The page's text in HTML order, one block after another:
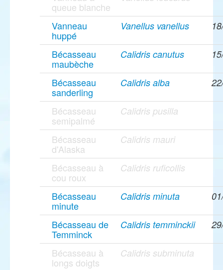
queue blanche
Vanneau
huppé
Vanellus vanellus
Bécasseau
maubèche
Calidris canutus
Bécasseau
sanderling
Calidris alba
Bécasseau
semipalmé
Calidris pusilla
Bécasseau
d'Alaska
Calidris mauri
Bécasseau à
cou roux
Calidris ruficollis
Bécasseau
minute
Calidris minuta
Bécasseau de
Temminck
Calidris temminckii
Bécasseau à
longs doigts
Calidris subminuta